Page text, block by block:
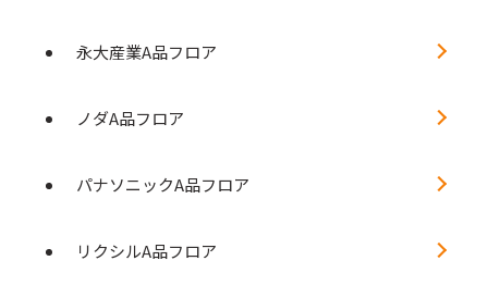
永大産業A品フロア
ノダA品フロア
パナソニックA品フロア
リクシルA品フロア